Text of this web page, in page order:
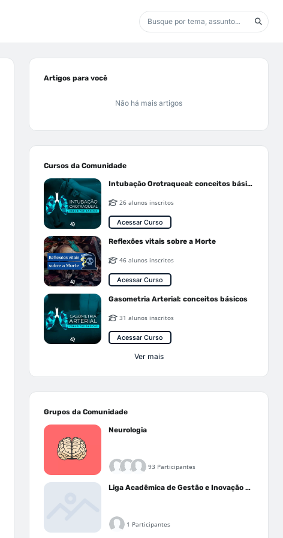
Artigos para você
Não há mais artigos
Cursos da Comunidade
Intubação Orotraqueal: conceitos básicos
26 alunos inscritos
Acessar Curso
Reflexões vitais sobre a Morte
46 alunos inscritos
Acessar Curso
Gasometria Arterial: conceitos básicos
31 alunos inscritos
Acessar Curso
Ver mais
Grupos da Comunidade
Neurologia
93 Participantes
Liga Acadêmica de Gestão e Inovação Médica - LAGIM
1 Participantes